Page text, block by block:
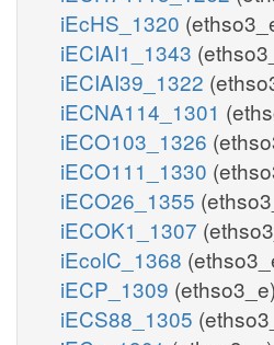
iEcHS_1320
iECIAI1_1343
iECIAI39_1322
iECNA114_1301
iECO103_1326
iECO111_1330
iECO26_1355
iECOK1_1307
iEcolC_1368
iECP_1309 (ethso3_e)
iECS88_1305